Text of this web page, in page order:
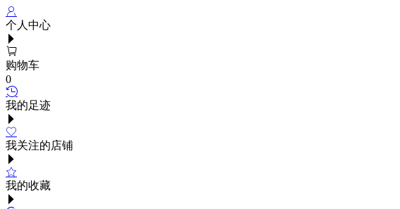
个人中心
购物车
0
我的足迹
我关注的店铺
我的收藏